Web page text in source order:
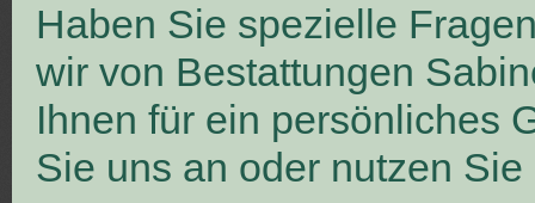
Haben Sie spezielle
wir von Bestattungen
Ihnen für ein persönliches
Sie uns an oder nutzen